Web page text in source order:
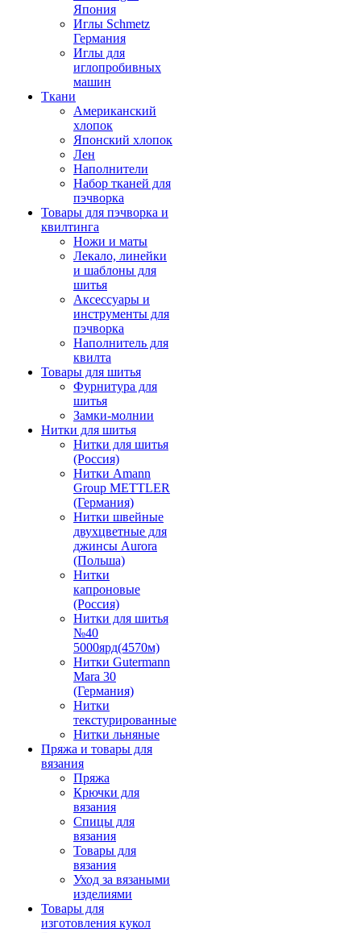
Япония
Иглы Schmetz
Германия
Иглы для
иглопробивных
машин
Ткани
Американский
хлопок
Японский хлопок
Лен
Наполнители
Набор тканей для
пэчворка
Товары для пэчворка и
квилтинга
Ножи и маты
Лекало, линейки
и шаблоны для
шитья
Аксессуары и
инструменты для
пэчворка
Наполнитель для
квилта
Товары для шитья
Фурнитура для
шитья
Замки-молнии
Нитки для шитья
Нитки для шитья
(Россия)
Нитки Amann
Group METTLER
(Германия)
Нитки швейные
двухцветные для
джинсы Aurora
(Польша)
Нитки
капроновые
(Россия)
Нитки для шитья
№40
5000ярд(4570м)
Нитки Gutermann
Mara 30
(Германия)
Нитки
текстурированные
Нитки льняные
Пряжа и товары для
вязания
Пряжа
Крючки для
вязания
Спицы для
вязания
Товары для
вязания
Уход за вязаными
изделиями
Товары для
изготовления кукол